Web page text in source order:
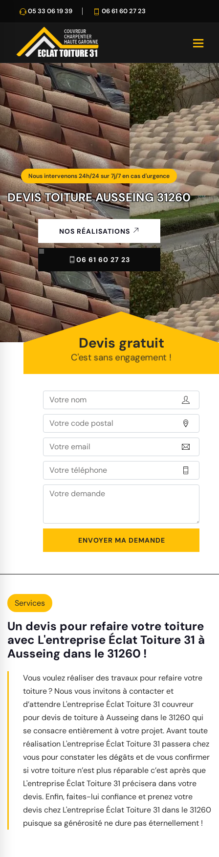
05 33 06 19 39 06 61 60 27 23
Nous intervenons 24h/24 sur 7j/7 en cas d'urgence
DEVIS TOITURE AUSSEING 31260
NOS RÉALISATIONS
06 61 60 27 23
Devis gratuit
C'est sans engagement !
Services
Un devis pour refaire votre toiture
avec L'entreprise Éclat Toiture 31 à
Ausseing dans le 31260 !
Vous voulez réaliser des travaux pour refaire votre
toiture ? Nous vous invitons à contacter et
d’attendre L'entreprise Éclat Toiture 31 couvreur
pour devis de toiture à Ausseing dans le 31260 qui
se consacre entièrement à votre projet. Avant toute
réalisation L'entreprise Éclat Toiture 31 passera chez
vous pour constater les dégâts et de vous confirmer
si votre toiture n’est plus réparable c’est après que
L'entreprise Éclat Toiture 31 précisera dans votre
devis. Enfin, faites-lui confiance et prenez votre
devis chez L'entreprise Éclat Toiture 31 dans le 31260
puisque sa générosité ne dure pas éternellement !